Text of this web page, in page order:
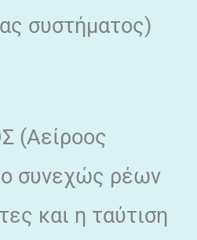
συστήματος)
ο συνεχώς ρέων
και η ταύτιση